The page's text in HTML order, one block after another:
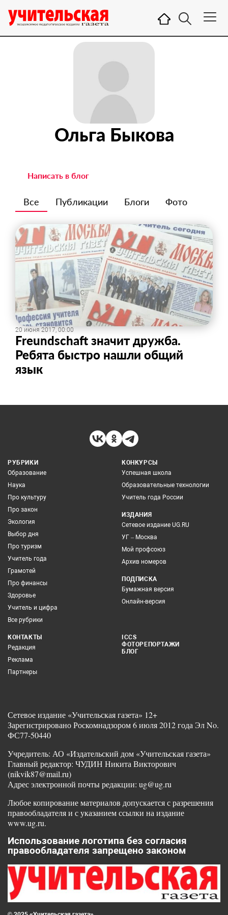
Ольга Быкова
Написать в блог
Все Публикации Блоги Фото
20 июня 2017, 00:00
Freundschaft значит дружба.
Ребята быстро нашли общий
язык
РУБРИКИ
Образование
Наука
Про культуру
Про закон
Экология
Выбор дня
Про туризм
Учитель года
Грамотей
Про финансы
Здоровье
Учитель и цифра
Все рубрики
КОНКУРСЫ
Успешная школа
Образовательные технологии
Учитель года России
ИЗДАНИЯ
Сетевое издание UG.RU
УГ – Москва
Мой профсоюз
Архив номеров
ПОДПИСКА
Бумажная версия
Онлайн-версия
КОНТАКТЫ
Редакция
Реклама
Партнеры
ICCS
ФОТОРЕПОРТАЖИ
БЛОГ
Сетевое издание «Учительская газета» 12+
Зарегистрировано Роскомнадзором 6 июля 2012 года Эл No.
ФС77-50440
Учредитель: АО «Издательский дом «Учительская газета»
Главный редактор: ЧУДИН Никита Викторович
(nikvik87@mail.ru)
Адрес электронной почты редакции: ug@ug.ru
Любое копирование материалов допускается с разрешения
правообладателя и с указанием ссылки на издание
www.ug.ru.
Использование логотипа без согласия
правообладателя запрещено законом